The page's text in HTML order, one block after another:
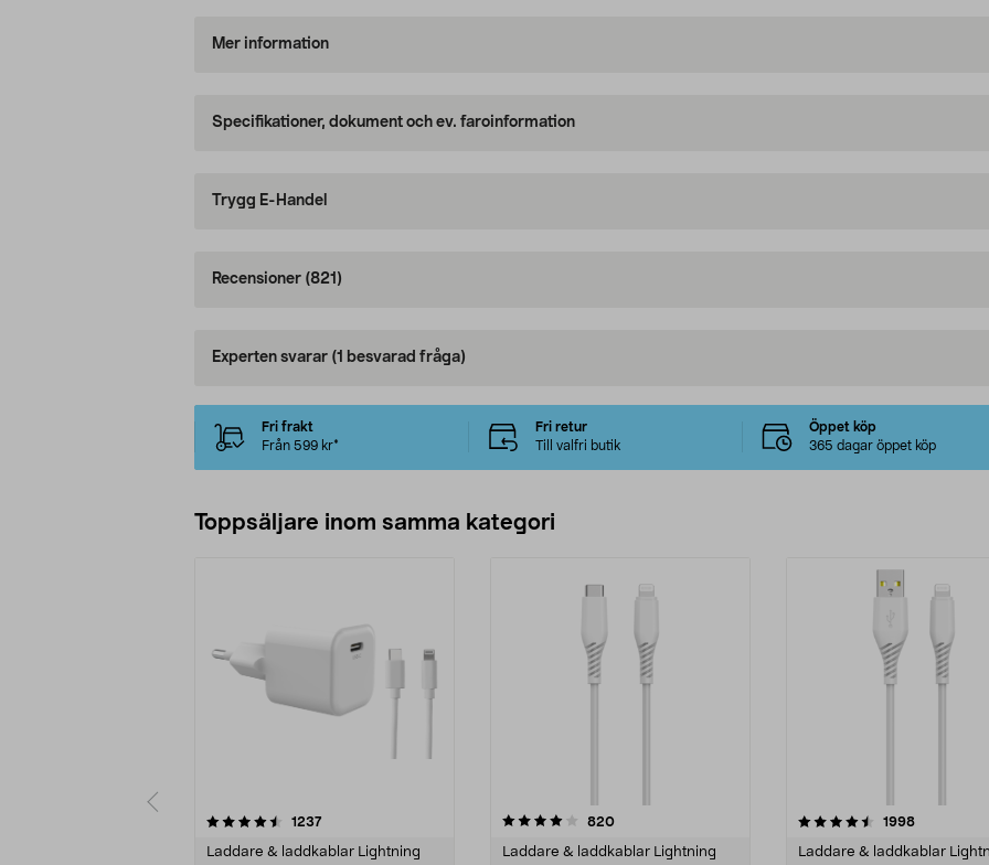
Mer information
Specifikationer, dokument och ev. faroinformation
Trygg E-Handel
Recensioner (821)
Experten svarar (1 besvarad fråga)
Fri frakt
Från 599 kr*
Fri retur
Till valfri butik
Öppet köp
365 dagar öppet köp
Toppsäljare inom samma kategori
1237recensioner
Laddare & laddkablar Lightning
4.0 av 5 stjärnor 820recensioner
Laddare & laddkablar Lightning
4.5 av 5 stjärnor 1998recensioner
Laddare & laddkablar
4.0 av 5 stjärnor